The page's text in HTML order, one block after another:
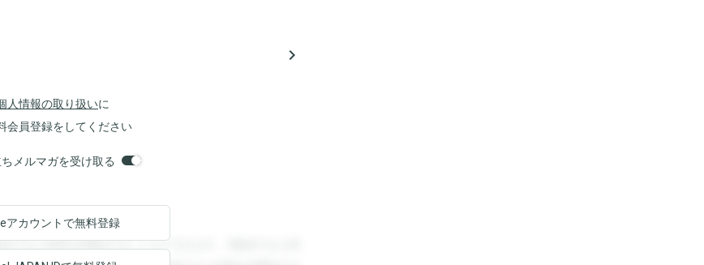
navigate_next
人情報の取り扱いに
会員登録をしてください
メルマガを受け取る
ると回答を閲覧することができます。登録すると回
アカウントで無料登録